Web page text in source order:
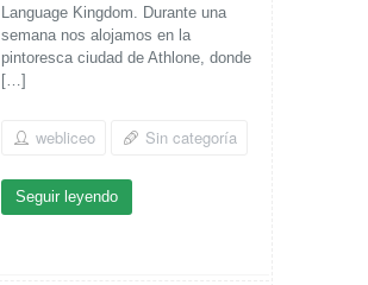
Language Kingdom. Durante una
semana nos alojamos en la
pintoresca ciudad de Athlone, donde
[…]
webliceo Sin categoría
Seguir leyendo